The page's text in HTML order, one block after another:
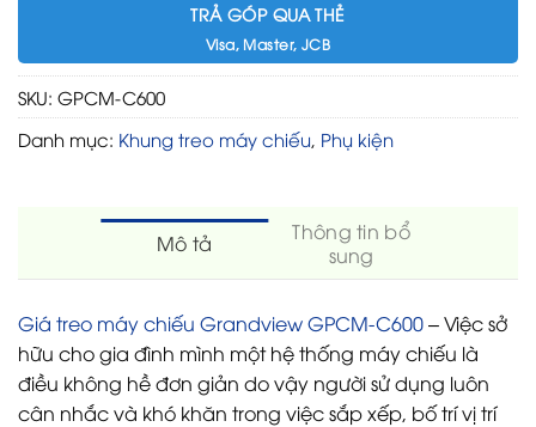
TRẢ GÓP QUA THẺ
Visa, Master, JCB
SKU: GPCM-C600
Danh mục: Khung treo máy chiếu Phụ kiện
Mô tả
Thông tin bổ
sung
Giá treo máy chiếu Grandview GPCM-C600– Việc sở
hữu cho gia đình mình một hệ thống máy chiếu là
điều không hề đơn giản do vậy người sử dụng luôn
cân nhắc và khó khăn trong việc sắp xếp, bố trí vị trí